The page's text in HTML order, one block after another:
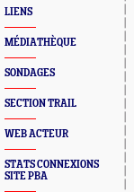
LIENS
MÉDIATHÈQUE
SONDAGES
SECTION TRAIL
WEB ACTEUR
STATS CONNEXIONS
SITE PBA